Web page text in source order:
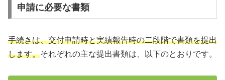
申請に必要な書類
手続きは、交付申請時と実績報告時の二段階で書類を提出
します。それぞれの主な提出書類は、以下のとおりです。